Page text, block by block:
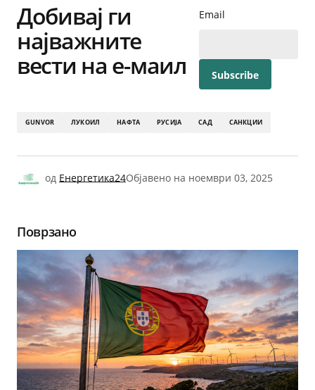
Добивај ги
најважните
вести на е-маил
Email
GUNVOR ЛУКОИЛ НАФТА РУСИЈА САД САНКЦИИ
од Енергетика24Објавено на ноември 03, 2025
Поврзано